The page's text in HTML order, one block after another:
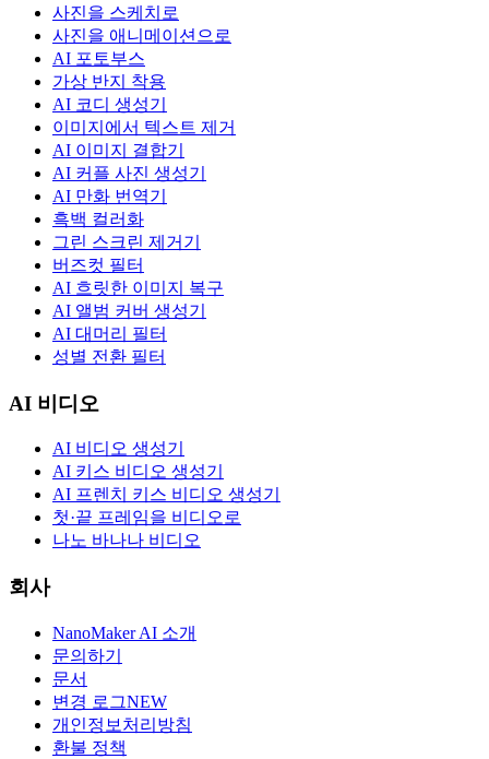
사진을 스케치로
사진을 애니메이션으로
AI 포토부스
가상 반지 착용
AI 코디 생성기
이미지에서 텍스트 제거
AI 이미지 결합기
AI 커플 사진 생성기
AI 만화 번역기
흑백 컬러화
그린 스크린 제거기
버즈컷 필터
AI 흐릿한 이미지 복구
AI 앨범 커버 생성기
AI 대머리 필터
성별 전환 필터
AI 비디오
AI 비디오 생성기
AI 키스 비디오 생성기
AI 프렌치 키스 비디오 생성기
첫·끝 프레임을 비디오로
나노 바나나 비디오
회사
NanoMaker AI 소개
문의하기
문서
변경 로그NEW
개인정보처리방침
환불 정책